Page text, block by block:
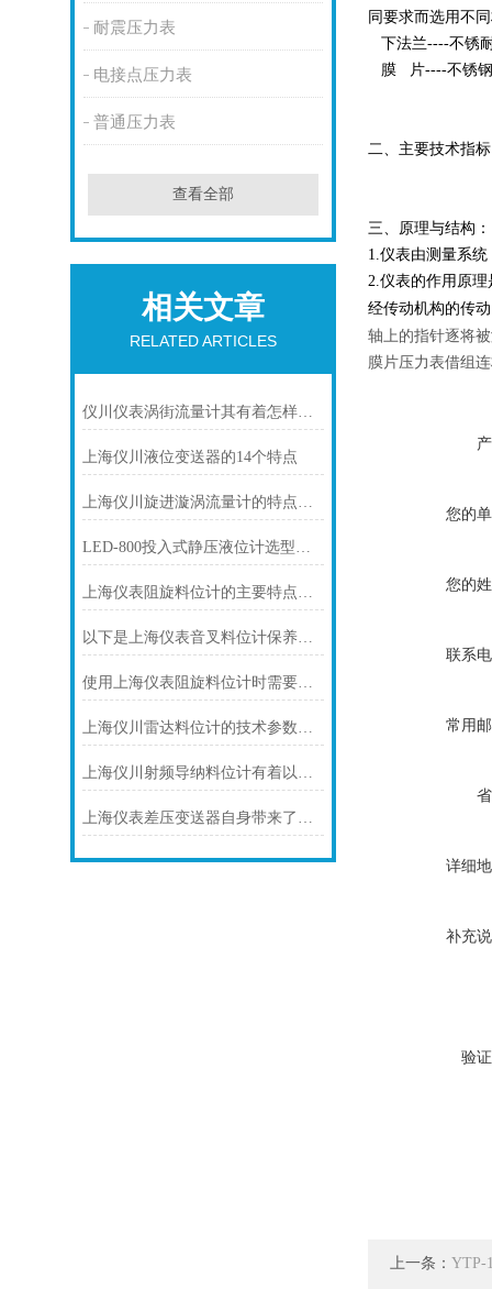
耐震压力表
电接点压力表
普通压力表
查看全部
相关文章
RELATED ARTICLES
仪川仪表涡街流量计其有着怎样的特点呢？
上海仪川液位变送器的14个特点
上海仪川旋进漩涡流量计的特点介绍
LED-800投入式静压液位计选型及使用过程中的问题
上海仪表阻旋料位计的主要特点可归纳如下
以下是上海仪表音叉料位计保养的技巧
使用上海仪表阻旋料位计时需要注意的一些事项
上海仪川雷达料位计的技术参数有哪些
上海仪川射频导纳料位计有着以下几大技术特点
上海仪表差压变送器自身带来了怎样的功能
同要求而选用不
下法兰----不锈
膜 片----不锈钢
二、主要技术指
三、原理与结构：
1.仪表由测量系
2.仪表的作用原
经传动机构的传
轴上的指针逐将
膜片压力表借组
您的
您的
联系
常用
详细
补充
验
上一条： YTP-